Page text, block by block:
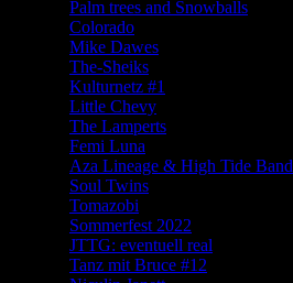
Palm trees and Snowballs
Colorado
Mike Dawes
The-Sheiks
Kulturnetz #1
Little Chevy
The Lamperts
Femi Luna
Aza Lineage & High Tide Band
Soul Twins
Tomazobi
Sommerfest 2022
JTTG: eventuell real
Tanz mit Bruce #12